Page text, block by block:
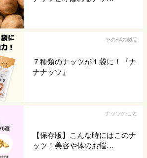
その他の製品
７種類のナッツが１袋に！『ナ
ナナッツ』
ナッツのこと
【保存版】こんな時にはこのナ
ッツ！美容や体のお悩…